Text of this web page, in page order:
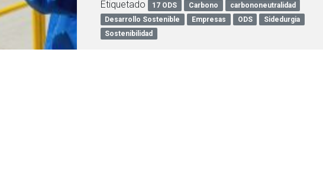
Etiquetado 17 ODS Carbono
carbononeutralidad
Desarrollo Sostenible
Empresas ODS
Sidedurgia
Sostenibilidad